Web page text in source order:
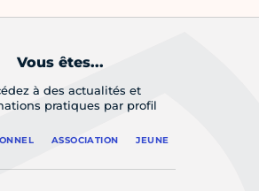
Vous êtes...
à des actualités et
pratiques par profil
ASSOCIATION JEUNE